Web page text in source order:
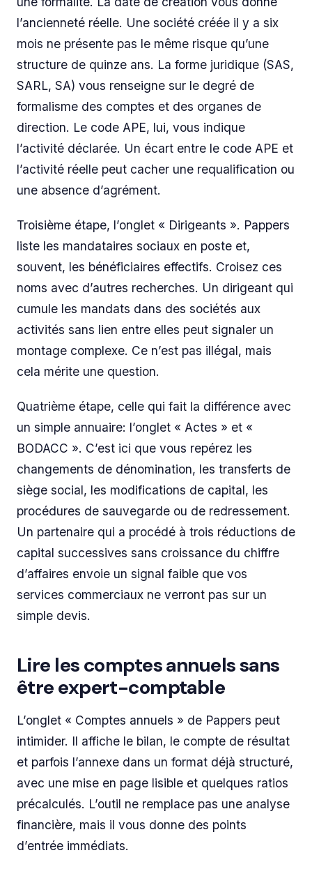
l’ancienneté réelle. Une société créée il y a six
mois ne présente pas le même risque qu’une
structure de quinze ans. La forme juridique (SAS,
SARL, SA) vous renseigne sur le degré de
formalisme des comptes et des organes de
direction. Le code APE, lui, vous indique
l’activité déclarée. Un écart entre le code APE et
l’activité réelle peut cacher une requalification ou
une absence d’agrément.
Troisième étape, l’onglet « Dirigeants ». Pappers
liste les mandataires sociaux en poste et,
souvent, les bénéficiaires effectifs. Croisez ces
noms avec d’autres recherches. Un dirigeant qui
cumule les mandats dans des sociétés aux
activités sans lien entre elles peut signaler un
montage complexe. Ce n’est pas illégal, mais
cela mérite une question.
Quatrième étape, celle qui fait la différence avec
un simple annuaire: l’onglet « Actes » et «
BODACC ». C’est ici que vous repérez les
changements de dénomination, les transferts de
siège social, les modifications de capital, les
procédures de sauvegarde ou de redressement.
Un partenaire qui a procédé à trois réductions de
capital successives sans croissance du chiffre
d’affaires envoie un signal faible que vos
services commerciaux ne verront pas sur un
simple devis.
Lire les comptes annuels sans
être expert-comptable
L’onglet « Comptes annuels » de Pappers peut
intimider. Il affiche le bilan, le compte de résultat
et parfois l’annexe dans un format déjà structuré,
avec une mise en page lisible et quelques ratios
précalculés. L’outil ne remplace pas une analyse
financière, mais il vous donne des points
d’entrée immédiats.